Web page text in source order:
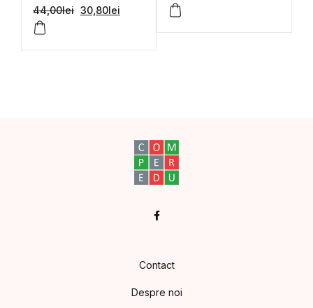
IV-a
44,00lei 30,80lei
Facebook
Contact
Despre noi